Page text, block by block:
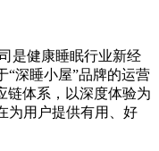
是健康睡眠行业新经
“深睡小屋”品牌的运营
链体系，以深度体验为
为用户提供有用、好